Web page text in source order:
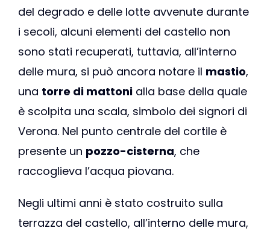
del degrado e delle lotte avvenute durante
i secoli, alcuni elementi del castello non
sono stati recuperati, tuttavia, all’interno
delle mura, si può ancora notare il mastio,
una torre di mattonialla base della quale
è scolpita una scala, simbolo dei signori di
Verona. Nel punto centrale del cortile è
presente un pozzo-cisterna, che
raccoglieva l’acqua piovana.
Negli ultimi anni è stato costruito sulla
terrazza del castello, all’interno delle mura,